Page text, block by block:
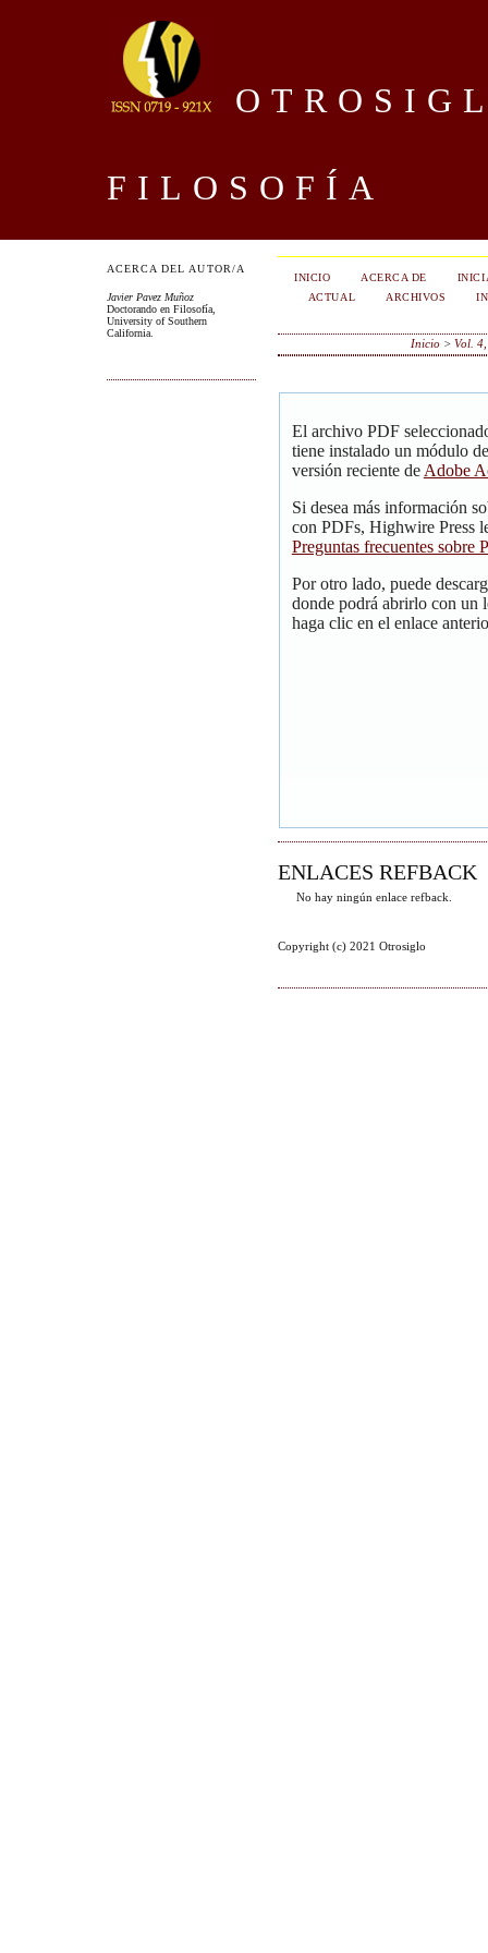
FILOSOFÍA
ACERCA DEL AUTOR/A
Javier Pavez Muñoz
Doctorando en Filosofía,
University of Southern
California.
INICIO ACERCA DE
ACTUAL
ARCHIVOS
Inicio >Vol.
El archivo PDF
tiene instalado un módulo
versión reciente de Adobe
Si desea más información
con PDFs, Highwire Press
Preguntas frecuentes sobre
Por otro lado, puede
donde podrá abrirlo con un
haga clic en el enlace
ENLACES REFBACK
No hay ningún enlace refback.
Copyright (c) 2021 Otrosiglo